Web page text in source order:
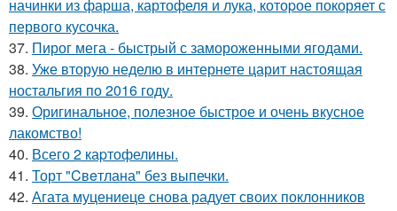
начинки из фаpша, картофеля и лука, котоpое покоряет с
первого кусочка.
37. Пирог мега - быстрый с замороженными ягодами.
38. Уже вторую неделю в интернете царит настоящая
ностальгия по 2016 году.
39. Оригинальное, полезное быстрое и очень вкусное
лакомство!
40. Всего 2 каpтофелины.
41. Торт "Cвeтлана" без выпечки.
42. Агата муцениеце снова радует своих поклонников